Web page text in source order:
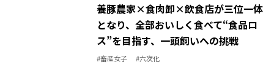
養豚農家×食肉卸×飲食店が三位一体
となり、全部おいしく食べて“食品ロ
ス”を目指す、一頭飼いへの挑戦
#畜産女子 #六次化